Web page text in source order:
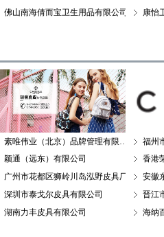
佛山南海倩而宝卫生用品有限公司 康怡
福州
颖通（远东）有限公司
香港
广州市花都区狮岭川岛泓野皮具厂
安徽
深圳市泰戈尔皮具有限公司
晋江
湖南力丰皮具有限公司 海纳